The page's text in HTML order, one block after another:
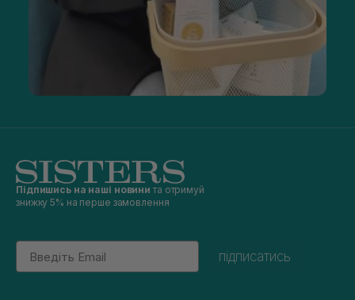
Підпишись на наші новини та отримуй
знижку 5% на перше замовлення
Email
підписатись